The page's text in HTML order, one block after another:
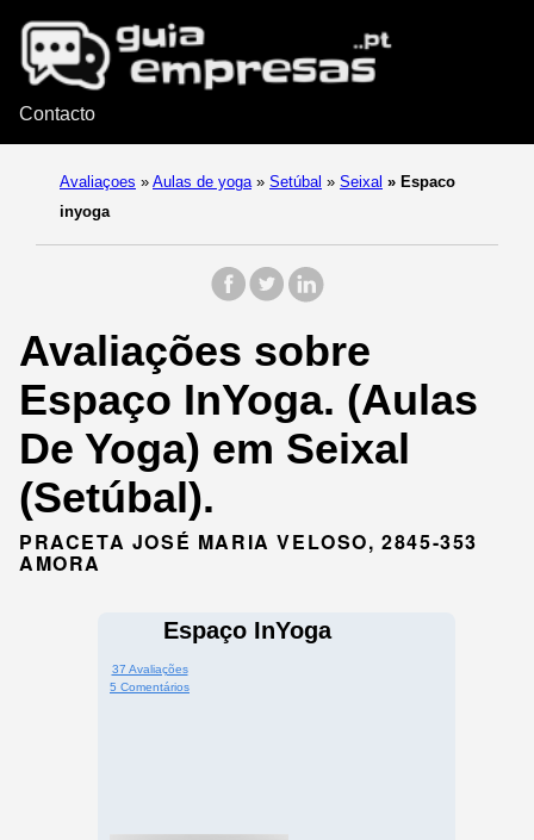
Contacto
Avaliaçoes » Aulas de yoga » Setúbal » Seixal » Espaco
inyoga
Avaliações sobre
Espaço InYoga. (Aulas
De Yoga) em Seixal
(Setúbal).
PRACETA JOSÉ MARIA VELOSO, 2845-353
AMORA
Espaço InYoga
37 Avaliações
5 Comentários